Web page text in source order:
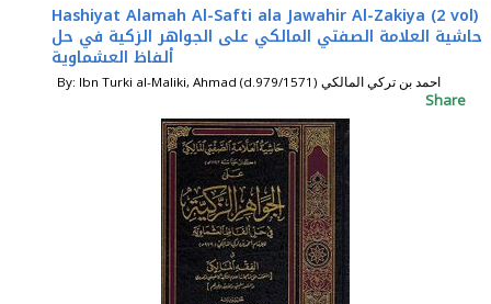
Hashiyat Alamah Al-Safti ala Jawahir Al-Zakiya (2 vol)
حاشية العلامة الصفتي المالكي على الجواهر الزكية في حل
ألفاظ العشماوية
By: Ibn Turki al-Maliki, Ahmad (d.979/1571) احمد بن تركي المالكي
Share